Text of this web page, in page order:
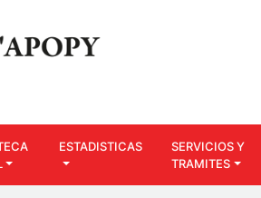
ESTADISTICAS
SERVICIOS Y
TRAMITES